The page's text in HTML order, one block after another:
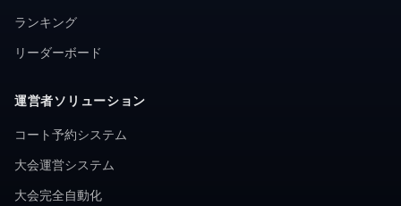
ランキング
リーダーボード
運営者ソリューション
コート予約システム
大会運営システム
大会完全自動化